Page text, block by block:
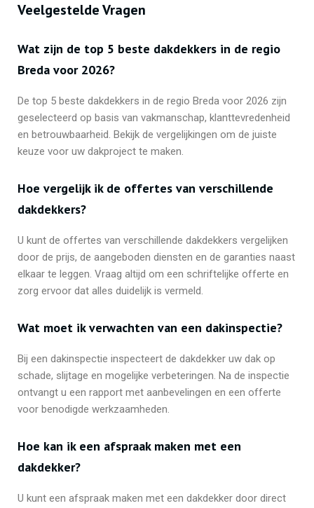
Veelgestelde Vragen
Wat zijn de top 5 beste dakdekkers in de regio
Breda voor 2026?
De top 5 beste dakdekkers in de regio Breda voor 2026 zijn
geselecteerd op basis van vakmanschap, klanttevredenheid
en betrouwbaarheid. Bekijk de vergelijkingen om de juiste
keuze voor uw dakproject te maken.
Hoe vergelijk ik de offertes van verschillende
dakdekkers?
U kunt de offertes van verschillende dakdekkers vergelijken
door de prijs, de aangeboden diensten en de garanties naast
elkaar te leggen. Vraag altijd om een schriftelijke offerte en
zorg ervoor dat alles duidelijk is vermeld.
Wat moet ik verwachten van een dakinspectie?
Bij een dakinspectie inspecteert de dakdekker uw dak op
schade, slijtage en mogelijke verbeteringen. Na de inspectie
ontvangt u een rapport met aanbevelingen en een offerte
voor benodigde werkzaamheden.
Hoe kan ik een afspraak maken met een
dakdekker?
U kunt een afspraak maken met een dakdekker door direct